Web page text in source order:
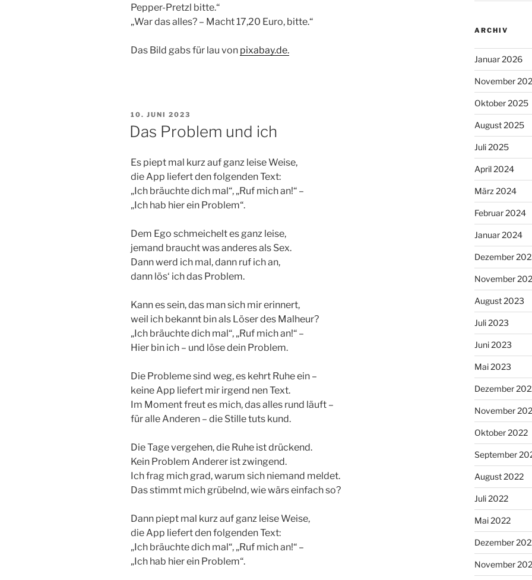
Pepper-Pretzl bitte.“
„War das alles? – Macht 17,20 Euro, bitte.“
Das Bild gabs für lau von pixabay.de.
VERÖFFENTLICHT
AM
10. JUNI 2023
Das Problem und ich
Es piept mal kurz auf ganz leise Weise,
die App liefert den folgenden Text:
„Ich bräuchte dich mal“, „Ruf mich an!“ –
„Ich hab hier ein Problem“.
Dem Ego schmeichelt es ganz leise,
jemand braucht was anderes als Sex.
Dann werd ich mal, dann ruf ich an,
dann lös‘ ich das Problem.
Kann es sein, das man sich mir erinnert,
weil ich bekannt bin als Löser des Malheur?
„Ich bräuchte dich mal“, „Ruf mich an!“ –
Hier bin ich – und löse dein Problem.
Die Probleme sind weg, es kehrt Ruhe ein –
keine App liefert mir irgend nen Text.
Im Moment freut es mich, das alles rund läuft –
für alle Anderen – die Stille tuts kund.
Die Tage vergehen, die Ruhe ist drückend.
Kein Problem Anderer ist zwingend.
Ich frag mich grad, warum sich niemand meldet.
Das stimmt mich grübelnd, wie wärs einfach so?
Dann piept mal kurz auf ganz leise Weise,
die App liefert den folgenden Text:
„Ich bräuchte dich mal“, „Ruf mich an!“ –
„Ich hab hier ein Problem“.
ARCHIV
Januar 2026
November
Oktober 2025
August 2025
Juli 2025
April 2024
März 2024
Februar 2024
Januar 2024
Dezember
November
August 2023
Juli 2023
Juni 2023
Mai 2023
Dezember
November
Oktober 2022
September
August 2022
Juli 2022
Mai 2022
Dezember
November